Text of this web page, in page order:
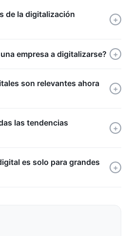
de la digitalización
+
empresa a digitalizarse? +
son relevantes ahora
+
las tendencias
+
es solo para grandes
+